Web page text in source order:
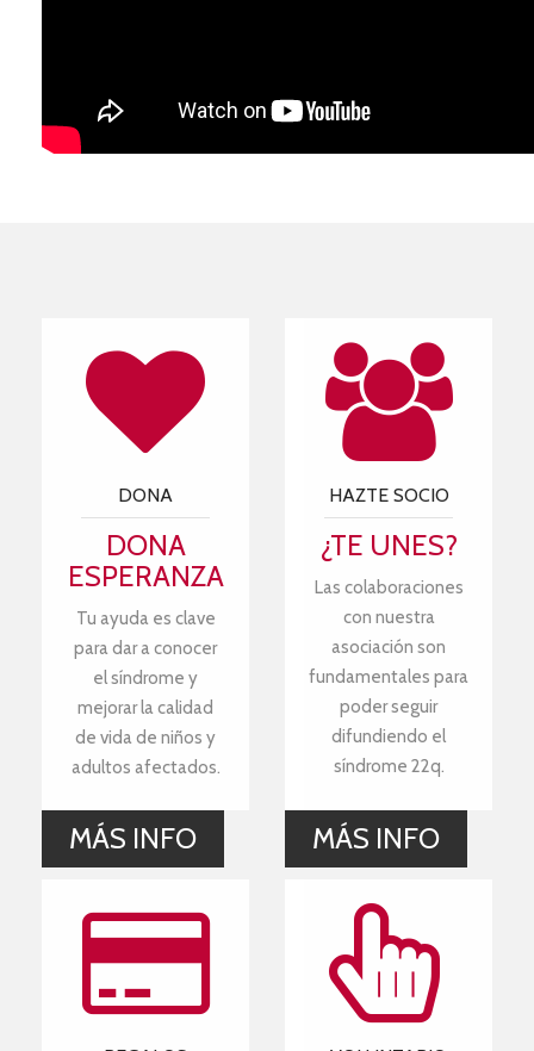
DONA
DONA
ESPERANZA
Tu ayuda es clave
para dar a conocer
el síndrome y
mejorar la calidad
de vida de niños y
adultos afectados.
MÁS INFO
HAZTE SOCIO
¿TE UNES?
Las colaboraciones
con nuestra
asociación son
fundamentales para
poder seguir
difundiendo el
síndrome 22q.
MÁS INFO